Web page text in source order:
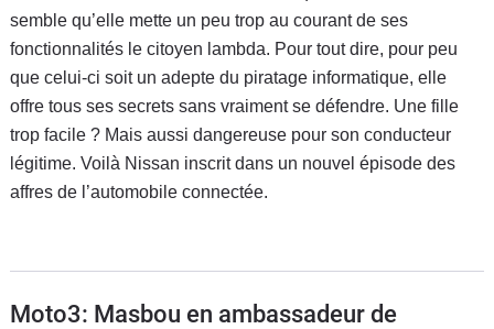
semble qu’elle mette un peu trop au courant de ses
fonctionnalités le citoyen lambda. Pour tout dire, pour peu
que celui-ci soit un adepte du piratage informatique, elle
offre tous ses secrets sans vraiment se défendre. Une fille
trop facile ? Mais aussi dangereuse pour son conducteur
légitime. Voilà Nissan inscrit dans un nouvel épisode des
affres de l’automobile connectée.
Moto3: Masbou en ambassadeur de